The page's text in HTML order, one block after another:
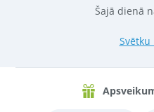
Šajā dienā
Svētku